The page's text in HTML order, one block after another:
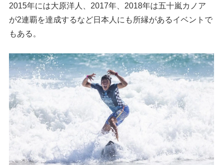
2015年には大原洋人、2017年、2018年は五十嵐カノア
が2連覇を達成するなど日本人にも所縁があるイベントで
もある。